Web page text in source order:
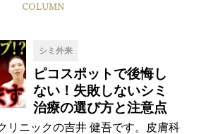
COLUMN
シミ外来
ピコスポットで後悔し
ない！失敗しないシミ
治療の選び方と注意点
リニックの吉井 健吾です。皮膚科